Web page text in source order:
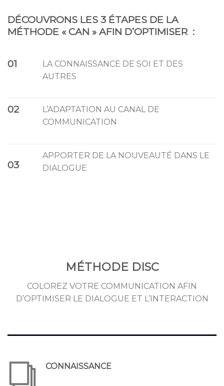
DÉCOUVRONS LES 3 ÉTAPES DE LA
MÉTHODE « CAN » AFIN D’OPTIMISER :
01
LA CONNAISSANCE DE SOI ET DES
AUTRES
02
L’ADAPTATION AU CANAL DE
COMMUNICATION
03
APPORTER DE LA NOUVEAUTÉ DANS LE
DIALOGUE
MÉTHODE DISC
COLOREZ VOTRE COMMUNICATION AFIN
D’OPTIMISER LE DIALOGUE ET L’INTERACTION
CONNAISSANCE